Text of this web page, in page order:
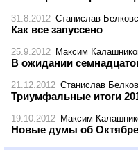
31.8.2012 Станислав
Как все запуссено
25.9.2012 Максим
В ожидании
21.12.2012 Станислав
Триумфальные итоги
19.10.2012 Максим
Новые думы об Октябре